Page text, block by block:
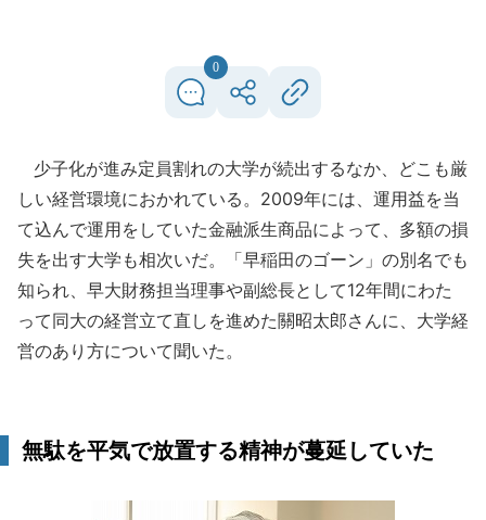
0
少子化が進み定員割れの大学が続出するなか、どこも厳
しい経営環境におかれている。2009年には、運用益を当
て込んで運用をしていた金融派生商品によって、多額の損
失を出す大学も相次いだ。「早稲田のゴーン」の別名でも
知られ、早大財務担当理事や副総長として12年間にわた
って同大の経営立て直しを進めた關昭太郎さんに、大学経
営のあり方について聞いた。
無駄を平気で放置する精神が蔓延していた